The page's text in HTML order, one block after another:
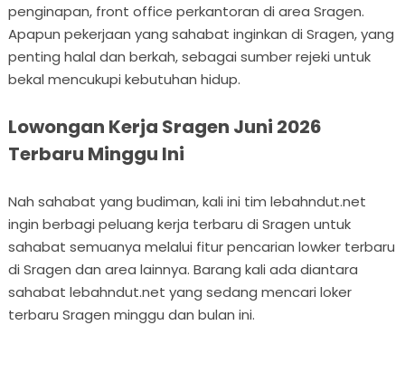
penginapan, front office perkantoran di area Sragen.
Apapun pekerjaan yang sahabat inginkan di Sragen, yang
penting halal dan berkah, sebagai sumber rejeki untuk
bekal mencukupi kebutuhan hidup.
Lowongan Kerja Sragen Juni 2026
Terbaru Minggu Ini
Nah sahabat yang budiman, kali ini tim lebahndut.net
ingin berbagi peluang kerja terbaru di Sragen untuk
sahabat semuanya melalui fitur pencarian lowker terbaru
di Sragen dan area lainnya. Barang kali ada diantara
sahabat lebahndut.net yang sedang mencari loker
terbaru Sragen minggu dan bulan ini.